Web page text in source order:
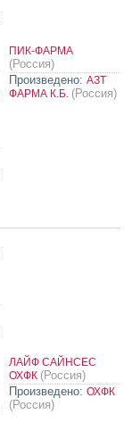
ПИК-ФАРМА
(Россия)
Произведено: АЗТ
ФАРМА К.Б. (Россия)
ЛАЙФ САЙНСЕС
ОХФК (Россия)
Произведено: ОХФК
(Россия)